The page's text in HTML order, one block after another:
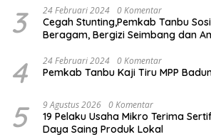
3 24 Februari 2024 0 Komentar
Cegah Stunting,Pemkab Tanbu
Beragam, Bergizi Seimbang dan
4 24 Februari 2024 0 Komentar
Pemkab Tanbu Kaji Tiru MPP
5 9 Agustus 2026 0 Komentar
19 Pelaku Usaha Mikro Terima
Daya Saing Produk Lokal